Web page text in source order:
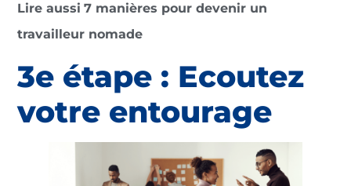
Lire aussi 7‌ ‌manières‌ ‌pour‌ ‌devenir‌ ‌un‌
‌travailleur‌ ‌nomade‌
3e étape : Ecoutez
votre entourage